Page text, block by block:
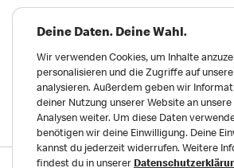
Deine Daten. Deine Wahl.
Wir verwenden Cookies, um Inhalte
personalisieren und die Zugriffe auf
analysieren. Außerdem geben wir
deiner Nutzung unserer Website an
Analysen weiter. Um diese Daten
benötigen wir deine Einwilligung. Deine
kannst du jederzeit widerrufen. Weitere
findest du in unserer